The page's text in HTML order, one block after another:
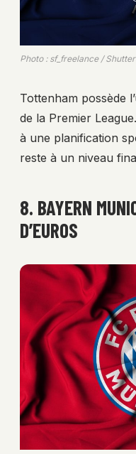
Photo : sf_freelance /
Tottenham possède
de la Premier
à une planification
reste à un niveau
8. BAYERN
D’EUROS